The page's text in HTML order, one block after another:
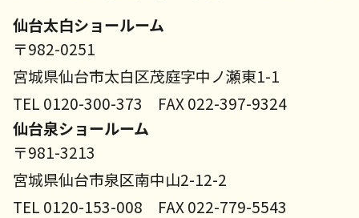
仙台太白ショールーム
〒982-0251
宮城県仙台市太白区茂庭字中ノ瀬東1-1
TEL 0120-300-373 FAX 022-397-9324
仙台泉ショールーム
〒981-3213
宮城県仙台市泉区南中山2-12-2
TEL 0120-153-008 FAX 022-779-5543